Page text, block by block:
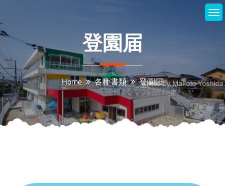
content
登園届
Home 各種書類 登園届